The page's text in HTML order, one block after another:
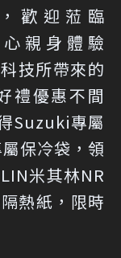
歡迎蒞臨
親身體驗
技所帶來的
禮優惠不間
Suzuki專屬
保冷袋，領
米其林NR
熱紙，限時